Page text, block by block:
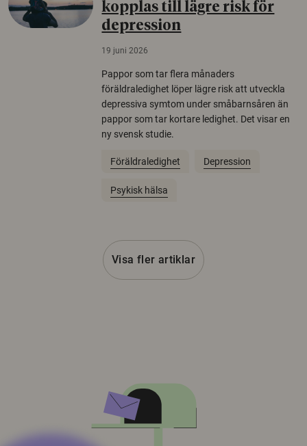
kopplas till lägre risk för
depression
19 juni 2026
Pappor som tar flera månaders
föräldraledighet löper lägre risk att utveckla
depressiva symtom under småbarnsåren än
pappor som tar kortare ledighet. Det visar en
ny svensk studie.
Föräldraledighet Depression
Psykisk hälsa
Visa fler artiklar